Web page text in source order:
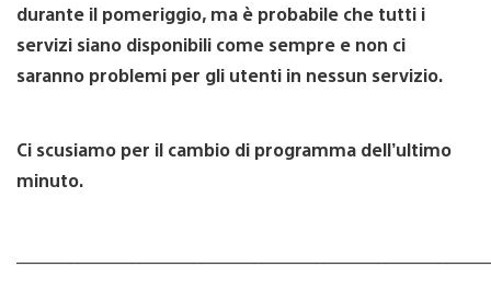
durante il pomeriggio, ma è probabile che tutti i
servizi siano disponibili come sempre e non ci
saranno problemi per gli utenti in nessun servizio.
Ci scusiamo per il cambio di programma dell’ultimo
minuto.